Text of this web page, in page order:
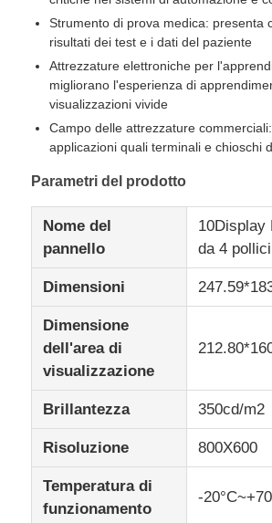
IPS di esposizione dell'affissione a
Touch screen TFT LCD
Modulo display OLED
Esposizione LCD dell'automobile
Pannello LCD del touch screen
Display LCD UART
Display E-Paper
Strumento di prova medica: presenta
risultati dei test e i dati del paziente
Attrezzature elettroniche per
migliorano l'esperienza di
visualizzazioni vivide
Campo delle attrezzature
applicazioni quali terminali e chioschi
Parametri del prodotto
Nome del
pannello
10Display
da 4 pollici
Dimensioni
Dimensione
dell'area di
visualizzazione
Brillantezza 350cd/m2
Risoluzione 800X600
Temperatura di
funzionamento
-